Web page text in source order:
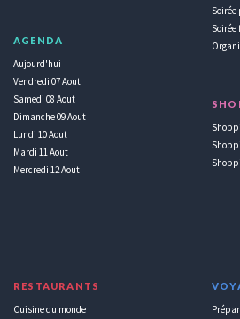
AGENDA
Aujourd'hui
Vendredi 07 Aout
Samedi 08 Aout
Dimanche 09 Aout
Lundi 10 Aout
Mardi 11 Aout
Mercredi 12 Aout
Soirée
RESTAURANTS
Cuisine du monde